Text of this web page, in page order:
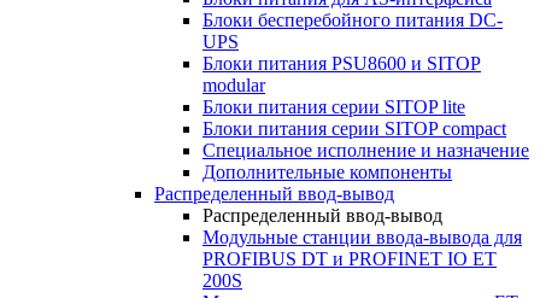
Блоки бесперебойного питания DC-
UPS
Блоки питания PSU8600 и SITOP
modular
Блоки питания серии SITOP lite
Блоки питания серии SITOP compact
Специальное исполнение и назначение
Дополнительные компоненты
Распределенный ввод-вывод
Распределенный ввод-вывод
Модульные станции ввода-вывода для
PROFIBUS DT и PROFINET IO ET
200S